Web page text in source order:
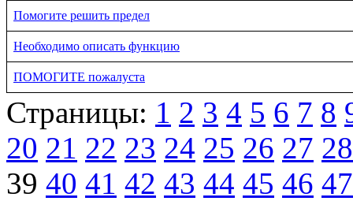
Помогите решить предел
Необходимо описать функцию
ПОМОГИТЕ пожалуста
Страницы: 1 2 3 4 5 6 7 8
20 21 22 23 24 25 26 27 28
39 40 41 42 43 44 45 46 47